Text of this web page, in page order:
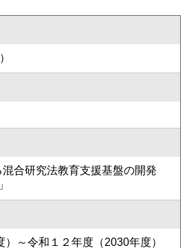
混合研究法教育支援基盤の開発
～令和１２年度（2030年度）